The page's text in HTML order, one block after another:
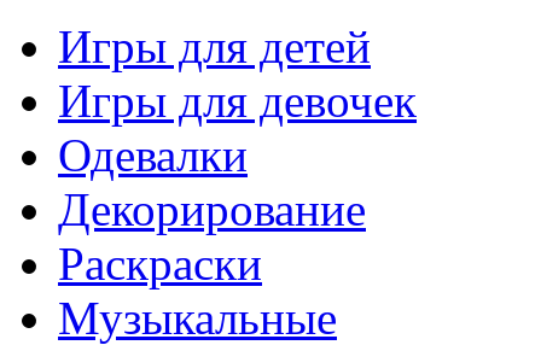
Игры для детей
Игры для девочек
Одевалки
Декорирование
Раскраски
Музыкальные